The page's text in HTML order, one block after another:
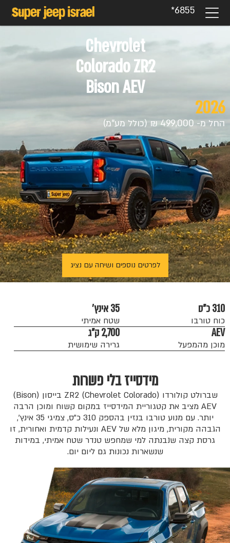
6855*
Chevrolet
Colorado ZR2
Bison AEV
2026
החל מ- 499,000 ₪ (כולל מע"מ)
לפרטים נוספים ושיחה עם נציג
310 כ"ס
כוח טורבו
35 אינץ'
שטח אמיתי
AEV
מוכן מהמפעל
2,700 ק"ג
גרירה שימושית
מידסייז בלי פשרות
שברולט קולורדו (Chevrolet Colorado) ZR2 בייסון (Bison)
AEV מציב את קטגוריית המידסייז במקום קשוח ומוכן הרבה
יותר. עם מנוע טורבו בנזין בהספק 310 כ"ס, צמיגי 35 אינץ',
הגבהה מקורית, מיגון מלא של AEV ונעילות קדמית ואחורית, זו
גרסת קצה שנבנתה למי שמחפש טנדר שטח אמיתי, במידות
שנשארות נכונות גם ליום יום.